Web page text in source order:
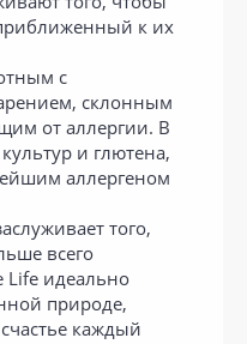
к их
с
склонным
от аллергии. В
и глютена,
аллергеном
того,
всего
Life идеально
природе,
каждый